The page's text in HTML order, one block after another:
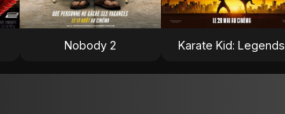
Nobody 2 Karate Kid: Legends